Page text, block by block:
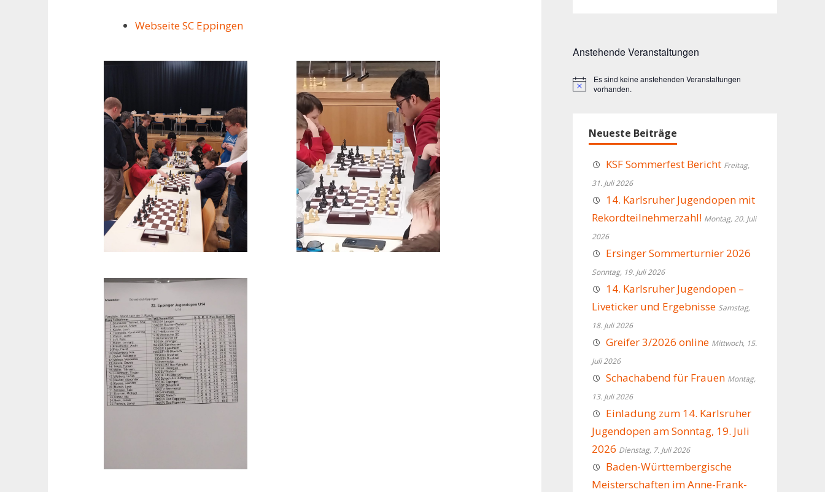
Webseite SC Eppingen
Anstehende Veranstaltungen
Hinweis
Es sind keine anstehenden Veranstaltungen
vorhanden.
Neueste Beiträge
KSF Sommerfest Bericht Freitag,
31. Juli 2026
14. Karlsruher Jugendopen mit
Rekordteilnehmerzahl! Montag, 20. Juli
2026
Ersinger Sommerturnier 2026
Sonntag, 19. Juli 2026
14. Karlsruher Jugendopen –
Liveticker und Ergebnisse Samstag,
18. Juli 2026
Greifer 3/2026 online Mittwoch, 15.
Juli 2026
Schachabend für Frauen Montag,
13. Juli 2026
Einladung zum 14. Karlsruher
Jugendopen am Sonntag, 19. Juli
2026 Dienstag, 7. Juli 2026
Baden-Württembergische
Meisterschaften im Anne-Frank-